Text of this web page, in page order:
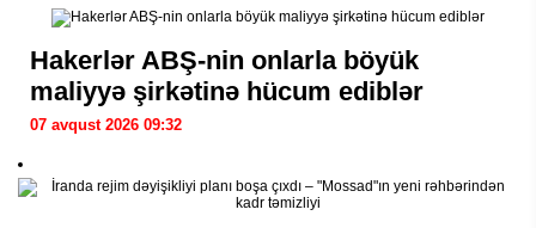
Hakerlər ABŞ-nin onlarla böyük
maliyyə şirkətinə hücum ediblər
07 avqust 2026 09:32